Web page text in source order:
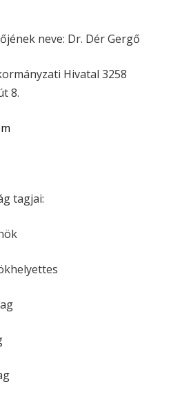
neve: Dr. Dér Gergő
Hivatal 3258
8.
tagjai: